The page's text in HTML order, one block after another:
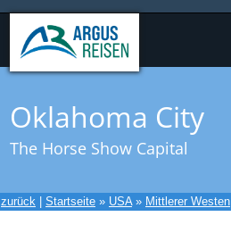
Oklahoma City
The Horse Show Capital
zurück Startseite » USA» Mittlerer Westen